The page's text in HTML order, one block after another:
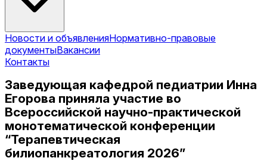
Новости и объявленияНормативно-правовые
документыВакансии
Контакты
Заведующая кафедрой педиатрии Инна
Егорова приняла участие во
Всероссийской научно-практической
монотематической конференции
“Терапевтическая
билиопанкреатология 2026”